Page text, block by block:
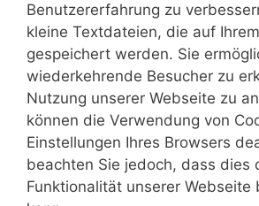
Benutzererfahrung zu
kleine Textdateien, die auf
gespeichert werden. Sie
wiederkehrende Besucher zu
Nutzung unserer Webseite zu
können die Verwendung von
Einstellungen Ihres Browsers
beachten Sie jedoch, dass dies
Funktionalität unserer Webseite